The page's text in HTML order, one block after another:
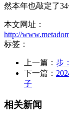
然本年也敲定了
本文网址：
http://
标签：
上一篇： 步
下一篇：
子
相关新闻